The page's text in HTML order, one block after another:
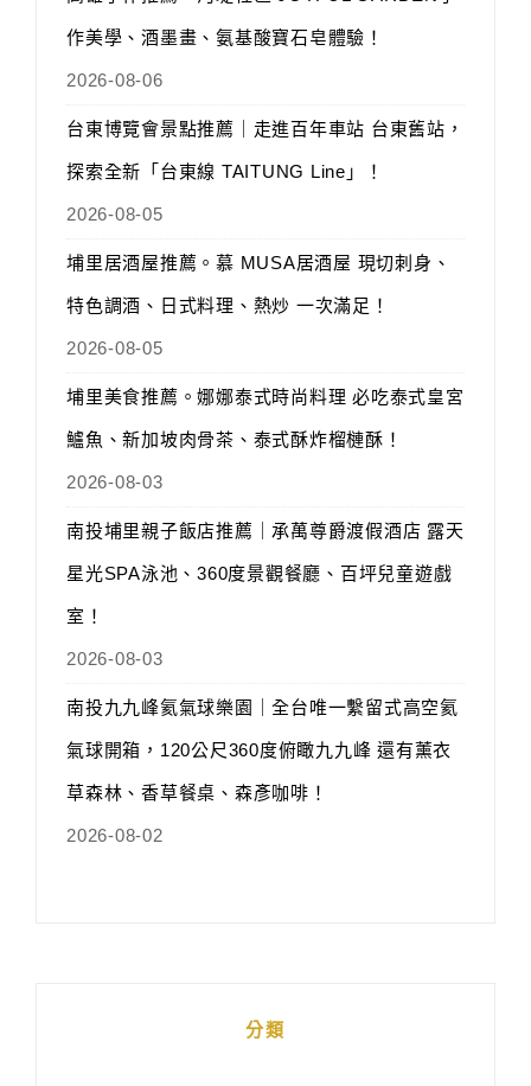
作美學、酒墨畫、氨基酸寶石皂體驗！
2026-08-06
台東博覽會景點推薦｜走進百年車站 台東舊站，
探索全新「台東線 TAITUNG Line」！
2026-08-05
埔里居酒屋推薦。慕 MUSA居酒屋 現切刺身、
特色調酒、日式料理、熱炒 一次滿足！
2026-08-05
埔里美食推薦。娜娜泰式時尚料理 必吃泰式皇宮
鱸魚、新加坡肉骨茶、泰式酥炸榴槤酥！
2026-08-03
南投埔里親子飯店推薦｜承萬尊爵渡假酒店 露天
星光SPA泳池、360度景觀餐廳、百坪兒童遊戲
室！
2026-08-03
南投九九峰氦氣球樂園｜全台唯一繫留式高空氦
氣球開箱，120公尺360度俯瞰九九峰 還有薰衣
草森林、香草餐桌、森彥咖啡！
2026-08-02
分類